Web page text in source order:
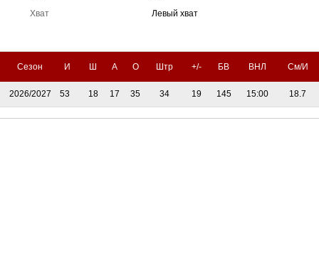
Хват
Левый хват
Сезон И Ш А О Штр +/- БВ ВНЛ См/И
2026/2027 53 18 17 35 34 19 145 15:00 18.7